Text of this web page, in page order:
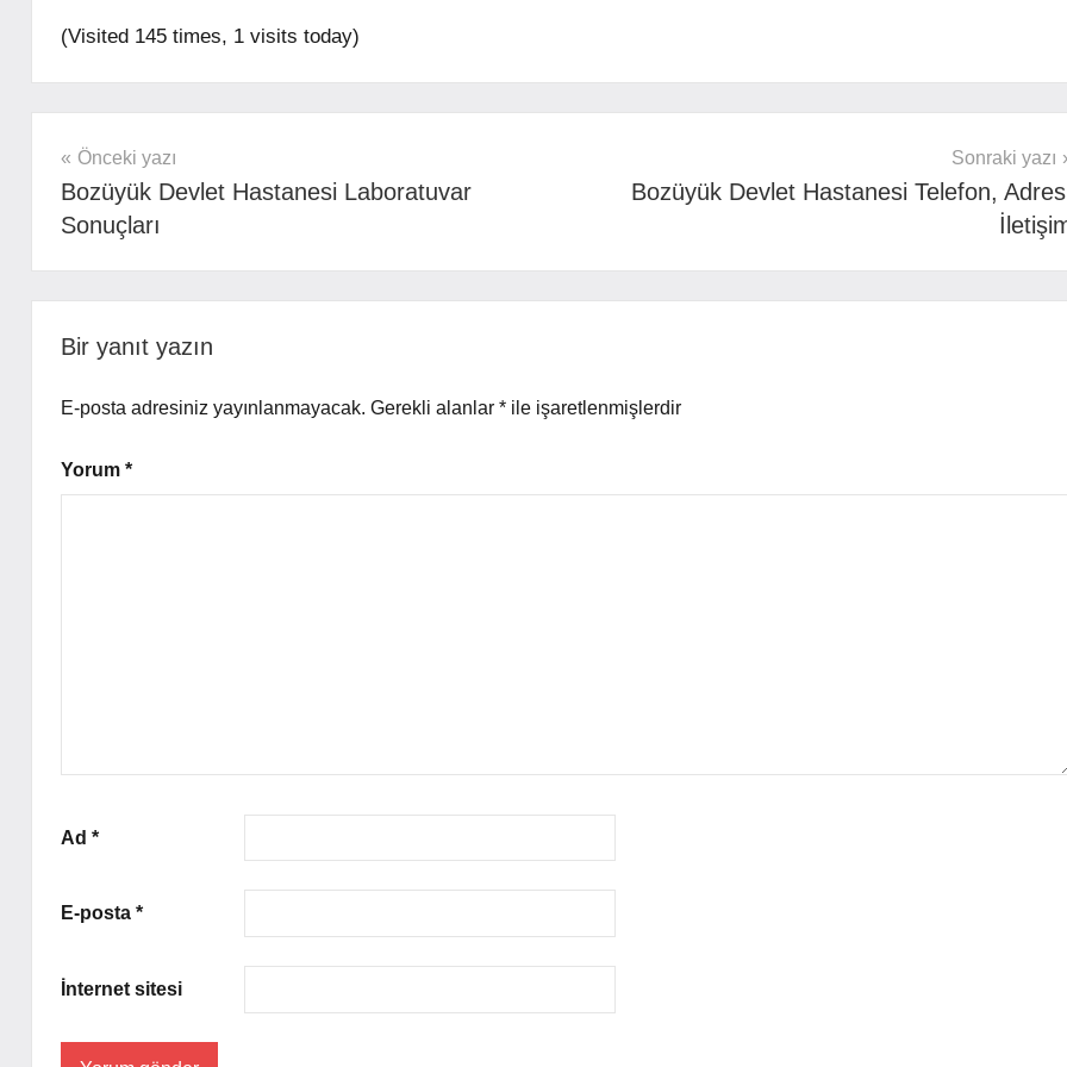
(Visited 145 times, 1 visits today)
Yazı
gezinmesi
Önceki yazı
Bozüyük Devlet Hastanesi Laboratuvar
Sonuçları
Sonraki yazı
Bozüyük Devlet Hastanesi Telefon,
Bir yanıt yazın
E-posta adresiniz yayınlanmayacak. Gerekli alanlar * ile işaretlenmişlerdir
Yorum *
Ad *
E-posta *
İnternet sitesi